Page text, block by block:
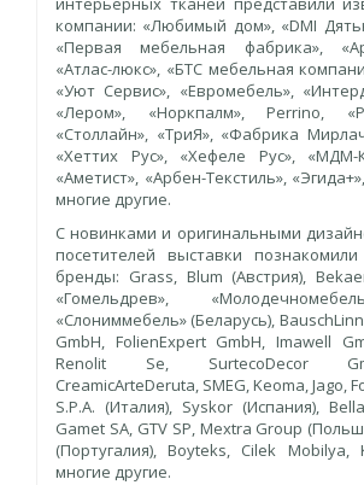
компании: «Любимый дом», «DMI
«Первая мебельная фабрика»,
«Атлас-люкс», «БТС мебельная
«Уют Сервис», «Евромебель»,
«Лером», «Норкпалм», Perrino,
«Столлайн», «ТриЯ», «Фабрика
«Хеттих Рус», «Хефеле Рус», «МДМ-
«Аметист», «Арбен-Текстиль»,
многие другие.
С новинками и оригинальными
посетителей выставки
бренды: Grass, Blum (Австрия),
«Гомельдрев»,
«Слониммебель» (Беларусь),
GmbH, FolienExpert GmbH, Imawell
Renolit Se, SurtecoDecor
CreamicArteDeruta, SMEG, Keoma, Jago,
S.P.A. (Италия), Syskor (Испания),
Gamet SA, GTV SP, Mextra Group
(Португалия), Boyteks, Cilek Mobilya,
многие другие.